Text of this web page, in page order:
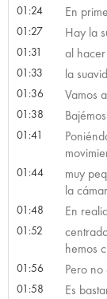
01:24 En
01:27 Hay la
01:31 al
01:33 la
01:36 Vamos
01:38
01:41
01:44
muy
la
01:48 En
01:52
hemos
01:56 Pero
01:58 Es